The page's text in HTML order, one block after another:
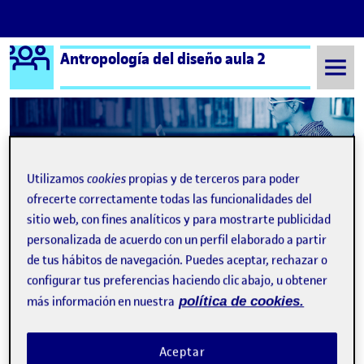
Saltar al contenido
Logo Ágora
Antropología del diseño aula 2
Uncategorized
Publicado porPEC 1 La antropología en el diseño
Publicado por
Cristina Pino Sanchez
Visibilidad:
Pública- Fecha de publicación
6 Mar 20226 marzo, 2022 9:57 pm
-4 comentariosen PEC 1 La antropología en el
¡Hola! Mi objeto seleccionado para esta actividad ha sido el Lápiz
propuesta :) La antropología en el diseño …
Utilizamoscookies propias y de terceros para poder
ofrecerte correctamente todas las funcionalidades del
sitio web, con fines analíticos y para mostrarte publicidad
personalizada de acuerdo con un perfil elaborado a partir
de tus hábitos de navegación. Puedes aceptar, rechazar o
configurar tus preferencias haciendo clic abajo, u obtener
más información en nuestra política de cookies.
Aceptar